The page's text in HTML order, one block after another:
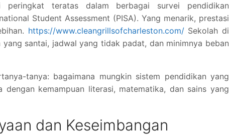
teratas dalam berbagai survei pendidikan
Student Assessment (PISA). Yang menarik, prestasi
https://www.cleangrillsofcharleston.com/Sekolah di
yang santai, jadwal yang tidak padat, dan minimnya beban
tanya: bagaimana mungkin sistem pendidikan yang
kemampuan literasi, matematika, dan sains yang
dan Keseimbangan